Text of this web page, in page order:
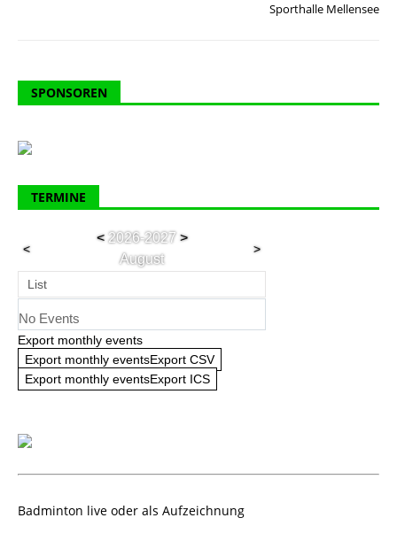
Sporthalle Mellensee
SPONSOREN
TERMINE
<
<2026-2027 >
August
>
List
No Events
Export monthly events
Export monthly eventsExport CSV
Export monthly eventsExport ICS
Badminton live oder als Aufzeichnung